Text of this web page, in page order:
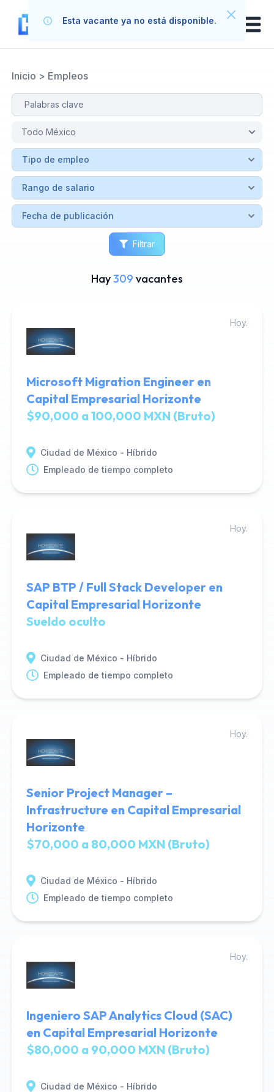
Inicio > Empleos
Filtrar
Hay309 vacantes
Hoy.
Microsoft Migration Engineer en
Capital Empresarial Horizonte
$90,000 a 100,000 MXN (Bruto)
Ciudad de México - Híbrido
Empleado de tiempo completo
Hoy.
SAP BTP / Full Stack Developer en
Capital Empresarial Horizonte
Sueldo oculto
Ciudad de México - Híbrido
Empleado de tiempo completo
Hoy.
Senior Project Manager –
Infrastructure en Capital Empresarial
Horizonte
$70,000 a 80,000 MXN (Bruto)
Ciudad de México - Híbrido
Empleado de tiempo completo
Hoy.
Ingeniero SAP Analytics Cloud (SAC)
en Capital Empresarial Horizonte
$80,000 a 90,000 MXN (Bruto)
Ciudad de México - Híbrido
Esta vacante ya no está disponible.